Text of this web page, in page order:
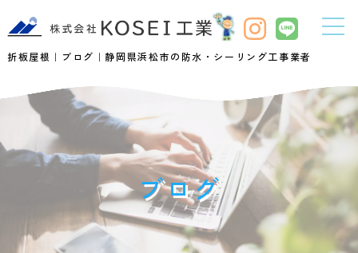
折板屋根｜ブログ｜静岡県浜松市の防水・シーリング工事業者
ブログ